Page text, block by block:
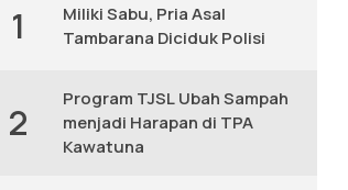
1
Miliki Sabu, Pria Asal
Tambarana Diciduk Polisi
2
Program TJSL Ubah Sampah
menjadi Harapan di TPA
Kawatuna